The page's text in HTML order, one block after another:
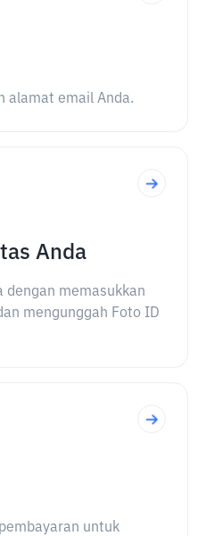
alamat email Anda.
Anda
dengan memasukkan
mengunggah Foto ID
untuk